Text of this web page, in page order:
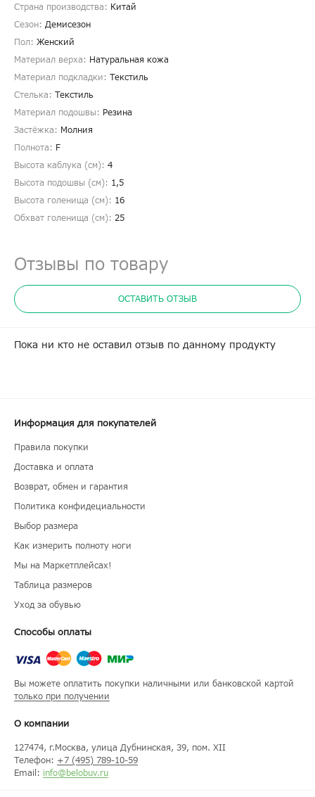
Страна производства: Китай
Сезон: Демисезон
Пол: Женский
Материал верха: Натуральная кожа
Материал подкладки: Текстиль
Стелька: Текстиль
Материал подошвы: Резина
Застёжка: Молния
Полнота: F
Высота каблука (см): 4
Высота подошвы (см): 1,5
Высота голенища (cм): 16
Обхват голенища (cм): 25
Отзывы по товару
ОСТАВИТЬ ОТЗЫВ
Пока ни кто не оставил отзыв по данному продукту
Информация для покупателей
Правила покупки
Доставка и оплата
Возврат, обмен и гарантия
Политика конфидециальности
Выбор размера
Как измерить полноту ноги
Мы на Маркетплейсах!
Таблица размеров
Уход за обувью
Способы оплаты
Вы можете оплатить покупки наличными или банковской картой
только при получении
О компании
127474, г.Москва, улица Дубнинская, 39, пом. XII
Телефон: +7 (495) 789-10-59
Email: info@belobuv.ru